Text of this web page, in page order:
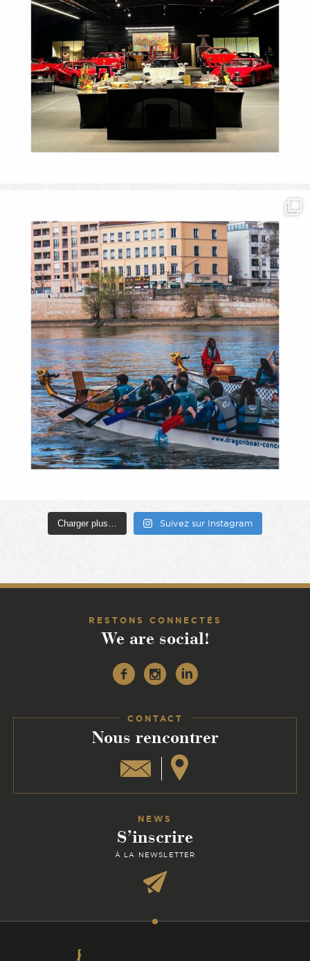
Charger plus… Suivez sur Instagram
RESTONS CONNECTÉS
We are social!
CONTACT
Nous rencontrer
NEWS
S’inscrire
À LA NEWSLETTER
Coordonnées